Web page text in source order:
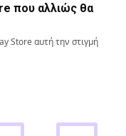
που αλλιώς θα
Store αυτή την στιγμή